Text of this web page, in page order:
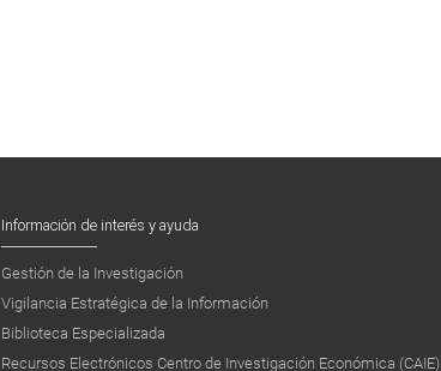
Información de interés y ayuda
Gestión de la Investigación
Vigilancia Estratégica de la Información
Biblioteca Especializada
Recursos Electrónicos Centro de Investigación Económica (CAIE)